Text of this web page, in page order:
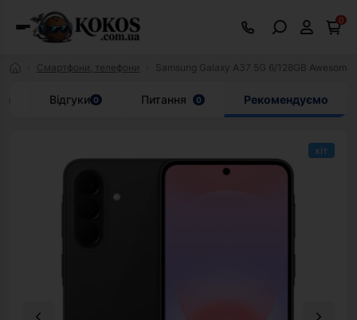
0
Смартфони, телефони Samsung Galaxy A37 5G 6/128GB
Відгуки 0 Питання 0 Рекомендуємо
хіт